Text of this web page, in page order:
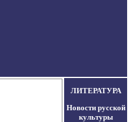
ЛИТЕРАТУРА
Новости русской
культуры